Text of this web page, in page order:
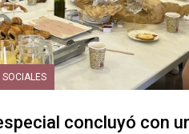
concluyó con